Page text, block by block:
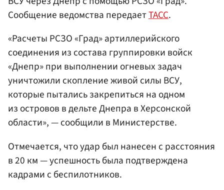
Сообщение ведомства передаетТАСС.
«Расчеты РСЗО «Град» артиллерийского
соединения из состава группировки войск
«Днепр» при выполнении огневых задач
уничтожили скопление живой силы ВСУ,
которые пытались закрепиться на одном
из островов в дельте Днепра в Херсонской
области», — сообщили в Министерстве.
Отмечается, что удар был нанесен с расстояния
в 20 км — успешность была подтверждена
кадрами с беспилотников.